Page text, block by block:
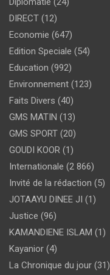
DIRECT (12)
Economie (647)
Edition Speciale (54)
Education (992)
Environnement (123)
Faits Divers (40)
GMS MATIN (13)
GMS SPORT (20)
GOUDI KOOR (1)
Internationale (2 866)
Invité de la rédaction (5)
JOTAAYU DINEE JI (1)
Justice (96)
KAMANDIENE ISLAM (1)
Kayanior (4)
La Chronique du jour (31)